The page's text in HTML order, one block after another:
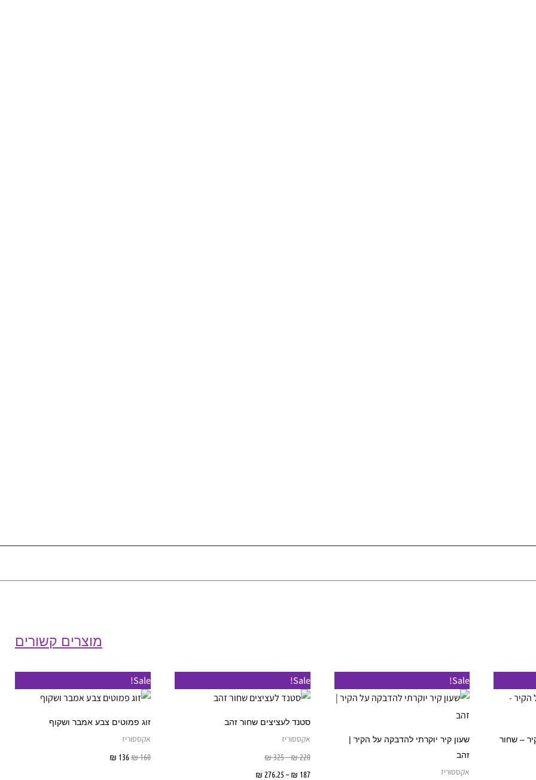
מוצרים קשורים
– שחור
Sale!
שעון קיר יוקרתי להדבקה על הקיר |
זהב
אקססוריז
Sale!
סטנד לעציצים שחור זהב
אקססוריז
₪220
–
₪325
מחירים:
⁦₪ 220⁩
⁦₪ 325⁩
₪ 187
–
₪ 276.25
מחירים:
Sale!
זוג פמוטים צבע אמבר ושקוף
אקססוריז
₪160
₪ 136